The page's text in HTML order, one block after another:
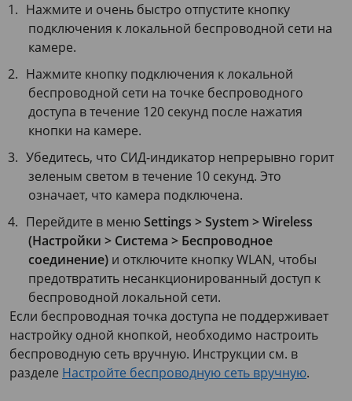
Нажмите и очень быстро отпустите кнопку
подключения к локальной беспроводной сети на
камере.
Нажмите кнопку подключения к локальной
беспроводной сети на точке беспроводного
доступа в течение 120 секунд после нажатия
кнопки на камере.
Убедитесь, что СИД-индикатор непрерывно горит
зеленым светом в течение 10 секунд. Это
означает, что камера подключена.
Перейдите в менюSettings > System > Wireless
(Настройки > Система > Беспроводное
соединение) и отключите кнопку WLAN, чтобы
предотвратить несанкционированный доступ к
беспроводной локальной сети.
Если беспроводная точка доступа не поддерживает
настройку одной кнопкой, необходимо настроить
беспроводную сеть вручную. Инструкции см. в
разделе Настройте беспроводную сеть вручную.